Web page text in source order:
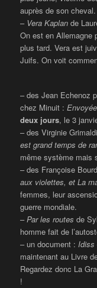
auprès de son
–Vera Kaplan de
On est en Allemagne
plus tard. Vera est
Juifs. On voit
– des Jean Echenoz
chez Minuit :
deux jours, le 3
– des Virginie
est grand temps de
même système mais
– des Françoise
aux violettes, et La
femmes, leur
guerre mondiale.
–Par les routesde
homme fait de
– un document :Idiss
maintenant au Livre
Regardez donc La
!